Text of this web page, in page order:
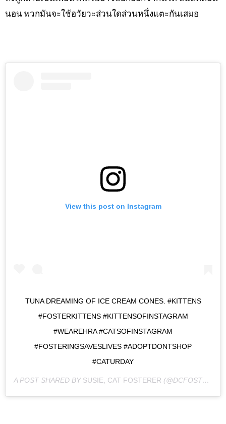
นอน พวกมันจะใช้อวัยวะส่วนใดส่วนหนึ่งแตะกันเสมอ
View this post on Instagram
TUNA DREAMING OF ICE CREAM CONES. #KITTENS
#FOSTERKITTENS #KITTENSOFINSTAGRAM
#WEAREHRA #CATSOFINSTAGRAM
#FOSTERINGSAVESLIVES #ADOPTDONTSHOP
#CATURDAY
A POST SHARED BY SUSIE, CAT FOSTERER (@DCFOSTERMOMSUSIE) ON